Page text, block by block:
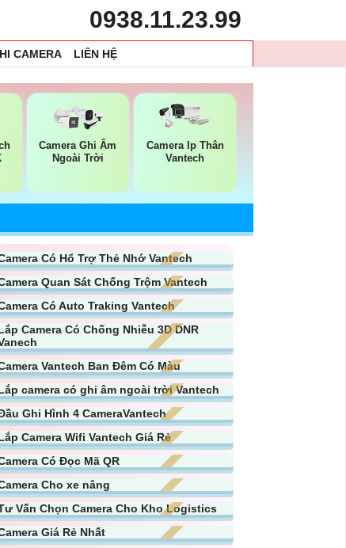
0938.11.23.99
CAMERA LIÊN HỆ
Camera Ghi Âm
Ngoài Trời
Camera Ip Thân
Vantech
Có Hổ Trợ Thẻ Nhớ Vantech
Quan Sát Chống Trộm Vantech
Có Auto Traking Vantech
Camera Có Chống Nhiễu 3D DNR
Vantech Ban Đêm Có Màu
camera có ghi âm ngoài trời Vantech
Ghi Hình 4 CameraVantech
Camera Wifi Vantech Giá Rẻ
Có Đọc Mã QR
Cho xe nâng
Vấn Chọn Camera Cho Kho Logistics
Giá Rẻ Nhất